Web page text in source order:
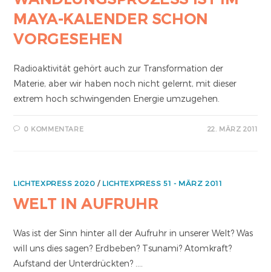
MAYA-KALENDER SCHON
VORGESEHEN
Radioaktivität gehört auch zur Transformation der
Materie, aber wir haben noch nicht gelernt, mit dieser
extrem hoch schwingenden Energie umzugehen.
0 KOMMENTARE 22. MÄRZ 2011
LICHTEXPRESS 2020 / LICHTEXPRESS 51 - MÄRZ 2011
WELT IN AUFRUHR
Was ist der Sinn hinter all der Aufruhr in unserer Welt? Was
will uns dies sagen? Erdbeben? Tsunami? Atomkraft?
Aufstand der Unterdrückten? ....